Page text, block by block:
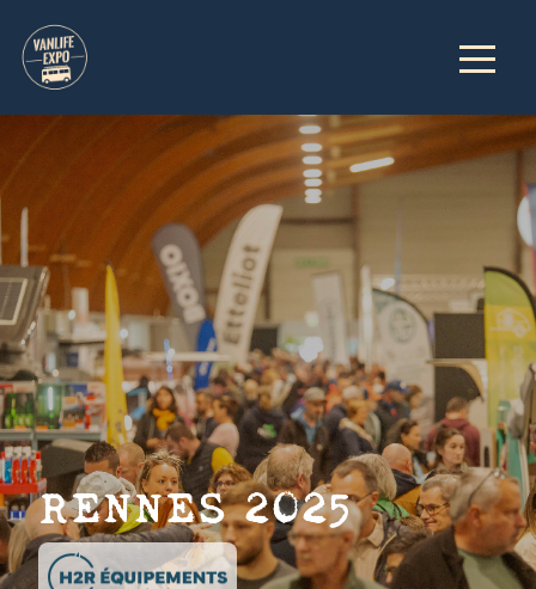
RENNES 2025